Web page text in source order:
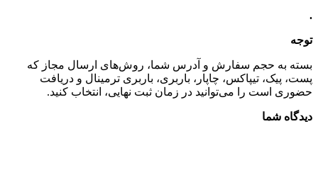
.
توجه
بسته به حجم سفارش و آدرس شما، روش‌های ارسال مجاز که
پست، پیک، تیپاکس، چاپار، باربری، باربری ترمینال و دریافت
حضوری است را می‌توانید در زمان ثبت نهایی، انتخاب کنید.
دیدگاه شما